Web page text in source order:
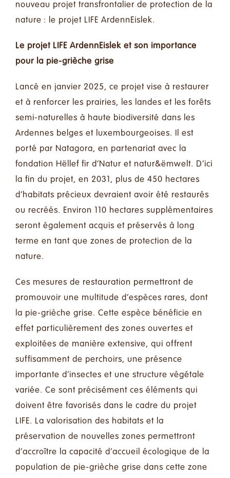
nouveau projet transfrontalier de protection de la
nature : le projet LIFE ArdennEislek.
Le projet LIFE ArdennEislek et son importance
pour la pie-grièche grise
Lancé en janvier 2025, ce projet vise à restaurer
et à renforcer les prairies, les landes et les forêts
semi-naturelles à haute biodiversité dans les
Ardennes belges et luxembourgeoises. Il est
porté par Natagora, en partenariat avec la
fondation Hëllef fir d’Natur et natur&ëmwelt. D’ici
la fin du projet, en 2031, plus de 450 hectares
d’habitats précieux devraient avoir été restaurés
ou recréés. Environ 110 hectares supplémentaires
seront également acquis et préservés à long
terme en tant que zones de protection de la
nature.
Ces mesures de restauration permettront de
promouvoir une multitude d’espèces rares, dont
la pie-grièche grise. Cette espèce bénéficie en
effet particulièrement des zones ouvertes et
exploitées de manière extensive, qui offrent
suffisamment de perchoirs, une présence
importante d’insectes et une structure végétale
variée. Ce sont précisément ces éléments qui
doivent être favorisés dans le cadre du projet
LIFE. La valorisation des habitats et la
préservation de nouvelles zones permettront
d’accroître la capacité d’accueil écologique de la
population de pie-grièche grise dans cette zone